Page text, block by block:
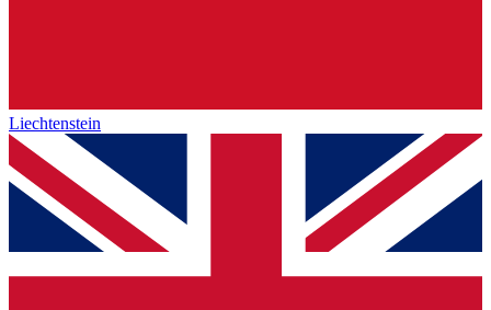
Liechtenstein